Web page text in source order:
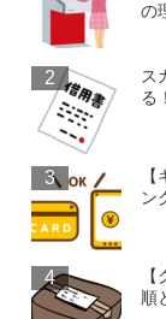
の
ス
る
ン
順